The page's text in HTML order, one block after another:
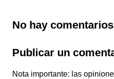
No hay
Publicar un
Nota importante: las